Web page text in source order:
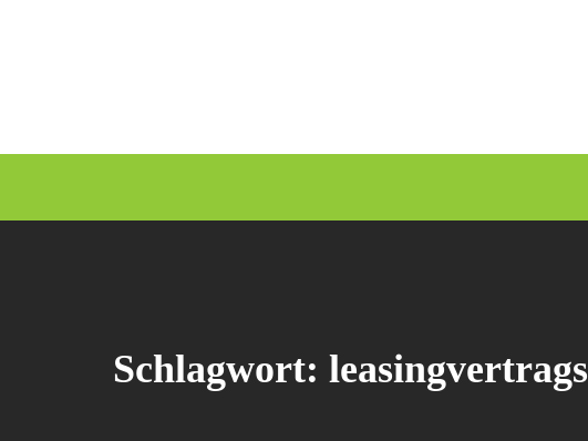
Schlagwort: leasingvertrags